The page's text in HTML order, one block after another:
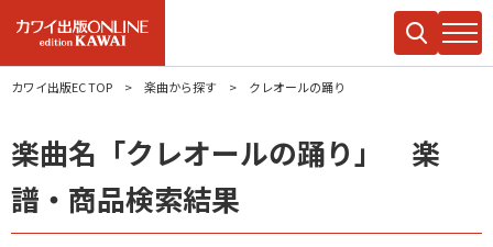
カワイ出版EC TOP 楽曲から探す クレオールの踊り
楽曲名「クレオールの踊り」 楽
譜・商品検索結果